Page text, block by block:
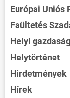
Európai Uniós
Faültetés
Helyi gazdaság
Helytörténet
Hirdetmények
Hírek